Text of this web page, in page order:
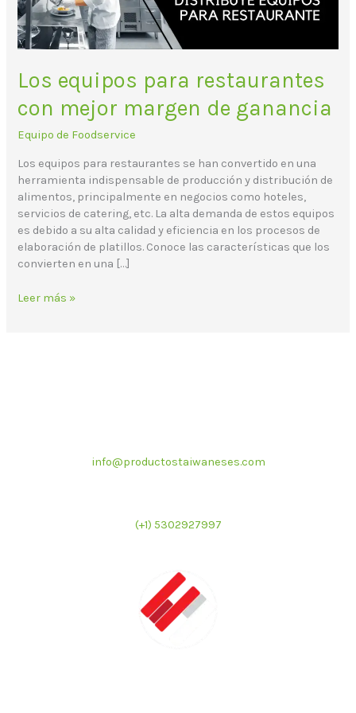
Los equipos para restaurantes
con mejor margen de ganancia
Equipo de Foodservice
Los equipos para restaurantes se han convertido en una
herramienta indispensable de producción y distribución de
alimentos, principalmente en negocios como hoteles,
servicios de catering, etc. La alta demanda de estos equipos
es debido a su alta calidad y eficiencia en los procesos de
elaboración de platillos. Conoce las características que los
convierten en una […]
ganancia
Leer más »
info@productostaiwaneses.com
(+1) 5302927997